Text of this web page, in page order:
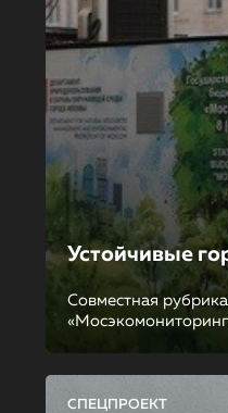
Устойчивые
Совместная
СПЕЦПРОЕКТ